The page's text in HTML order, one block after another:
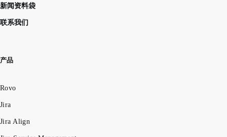
新闻资料袋
联系我们
产品
Rovo
Jira
Jira Align